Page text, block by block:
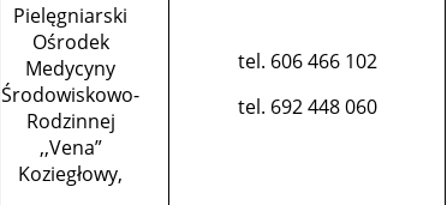
Pielęgniarski
Ośrodek
Medycyny
Środowiskowo-
Rodzinnej
,,Vena”
Koziegłowy,
tel. 606 466 102
tel. 692 448 060